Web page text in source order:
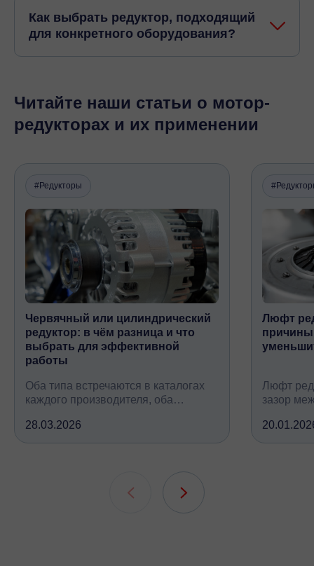
Как выбрать редуктор, подходящий
для конкретного оборудования?
Читайте наши статьи о мотор-
редукторах и их применении
#Редукторы
Червячный или цилиндрический
редуктор: в чём разница и что
выбрать для эффективной
работы
Оба типа встречаются в каталогах
каждого производителя, оба
крутящий момент, но устроены
принципиально по-разному, при
28.03.2026
Люфт
Люфт
зазор
всех